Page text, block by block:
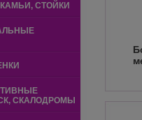
СТОЙКИ
СКАЛОДРОМЫ